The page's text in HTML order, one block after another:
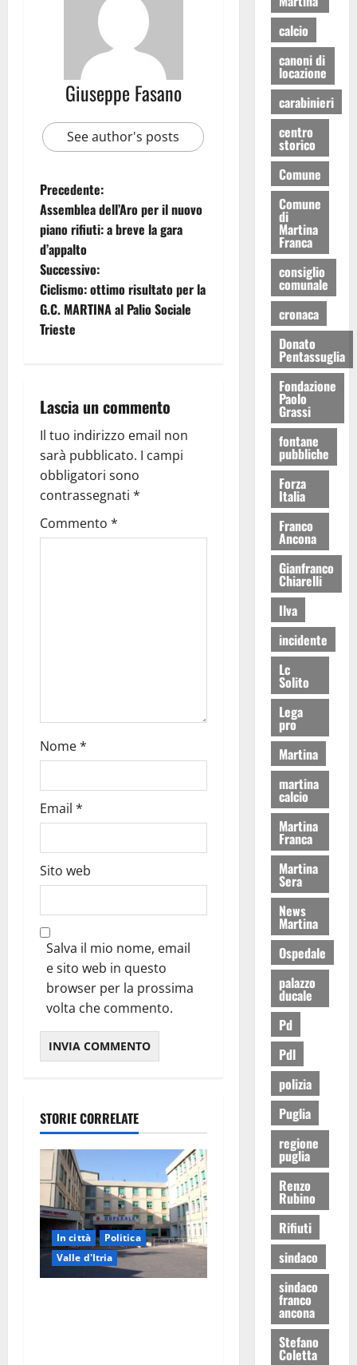
Giuseppe Fasano
See author's posts
Precedente:
Assemblea dell’Aro per il nuovo
piano rifiuti: a breve la gara
d’appalto
Successivo:
Ciclismo: ottimo risultato per la
G.C. MARTINA al Palio Sociale
Trieste
Lascia un commento
Il tuo indirizzo email non
sarà pubblicato. I campi
obbligatori sono
contrassegnati *
Commento *
Nome*
Email *
Sito web
Salva il mio nome, email
e sito web in questo
browser per la prossima
volta che commento.
STORIE CORRELATE
In città
Politica
Valle d'Itria
calcio
canoni di
locazione
carabinieri
centro
storico
Comune
Comune
di
Martina
Franca
consiglio
comunale
cronaca
Donato
Pentassuglia
Fondazione
Paolo
Grassi
fontane
pubbliche
Forza
Italia
Franco
Ancona
Gianfranco
Chiarelli
Ilva
incidente
Lc
Solito
Lega
pro
Martina
martina
calcio
Martina
Franca
Martina
Sera
News
Martina
Ospedale
palazzo
ducale
Pd
Pdl
polizia
Puglia
regione
puglia
Renzo
Rubino
Rifiuti
sindaco
sindaco
franco
ancona
Stefano
Coletta